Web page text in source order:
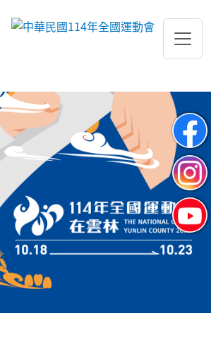
跳到主要內容